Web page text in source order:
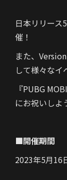
日本リリース
催！
また、
して様々なイ
『PUBG
にお祝いしよ
■開催期間
2023年5月16